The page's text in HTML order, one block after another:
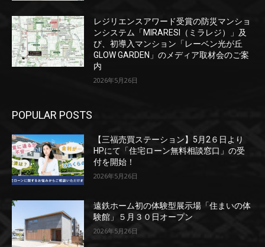
レジリエンスアワード受賞の防災マンショ
ンシステム「MIRARESI（ミラレジ）」及
び、初導入マンション「レーベン光が丘
GLOW GARDEN」のメディア取材会のご案
内
2026年5月26日
POPULAR POSTS
【三福売買ステーション】5月2６日より
HPにて「住宅ローン無料相談窓口」の受
付を開始！
2026年5月26日
遠鉄ホーム初の体験型展示場「住まいの体
験館」５月３０日オープン
2026年5月26日